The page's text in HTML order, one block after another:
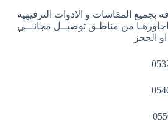
بجميع المقاسات و الادوات الترفيهية
من مناطـق توصيــل مجانـــي
الحجز